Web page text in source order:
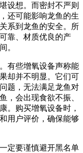
设想。而密封不严则
还可能影响龙鱼的生
系到龙鱼的安全。所
靠、材质优良的产
。
有些增氧设备声称能
却并不明显。它们可
题，无法满足龙鱼对
，会出现食欲不振、
。购买增氧设备时，
用户评价，确保能够
定要谨慎避开黑名单